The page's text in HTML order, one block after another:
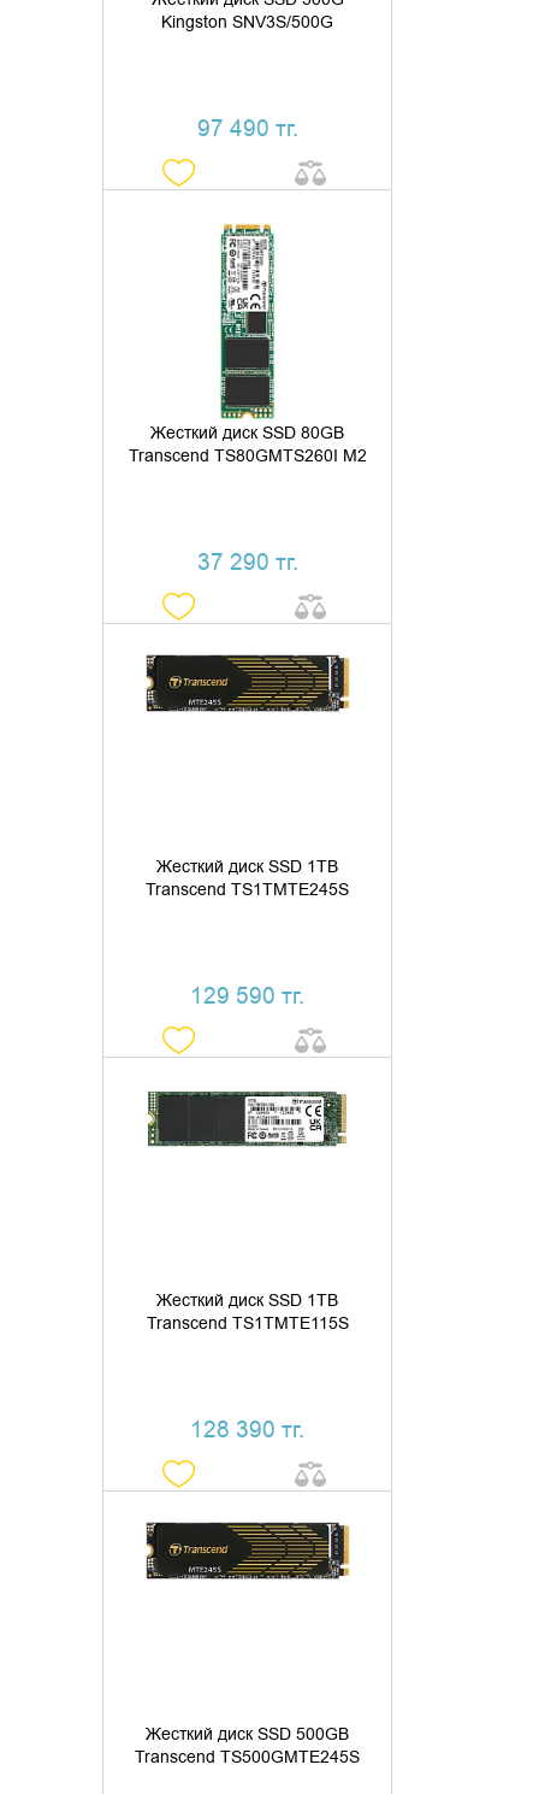
Kingston SNV3S/500G
97 490 тг.
Жесткий диск SSD 80GB
Transcend TS80GMTS260I M2
37 290 тг.
ДОБАВИТЬ В КОРЗИНУ
КУПИТЬ В 1 КЛИК
Жесткий диск SSD 1TB
Transcend TS1TMTE245S
129 590 тг.
ДОБАВИТЬ В КОРЗИНУ
Жесткий диск SSD 1TB
Transcend TS1TMTE115S
128 390 тг.
ДОБАВИТЬ В КОРЗИНУ
Жесткий диск SSD 500GB
Transcend TS500GMTE245S
ДОБАВИТЬ В КОРЗИНУ